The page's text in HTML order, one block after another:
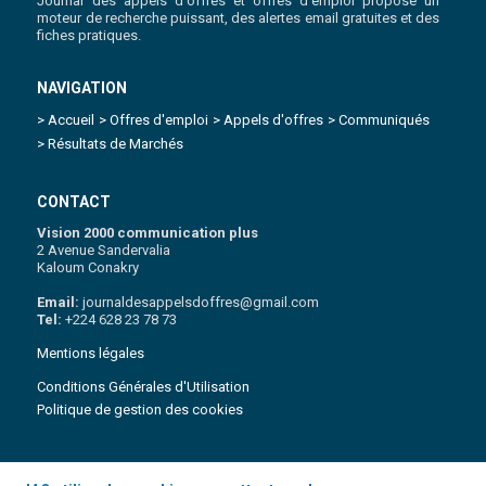
moteur de recherche puissant, des alertes email gratuites et des
fiches pratiques.
NAVIGATION
> Accueil > Offres d'emploi > Appels d'offres > Communiqués
> Résultats de Marchés
CONTACT
Vision 2000 communication plus
2 Avenue Sandervalia
Kaloum Conakry
Email:journaldesappelsdoffres@gmail.com
Tel:+224 628 23 78 73
Mentions légales
Conditions Générales d'Utilisation
Politique de gestion des cookies